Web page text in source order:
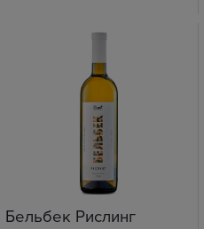
Бельбек Рислинг